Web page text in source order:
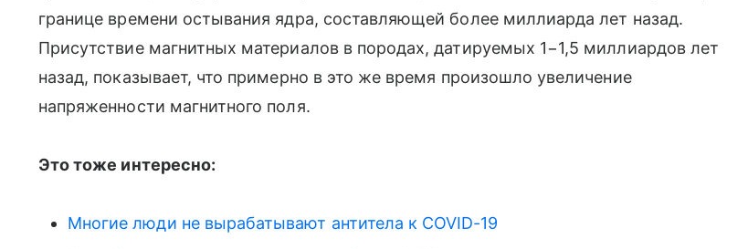
границе времени остывания ядра, составляющей более миллиарда лет назад.
Присутствие магнитных материалов в породах, датируемых 1−1,5 миллиардов лет
назад, показывает, что примерно в это же время произошло увеличение
напряженности магнитного поля.
Это тоже интересно:
Многие люди не вырабатывают антитела к COVID-19